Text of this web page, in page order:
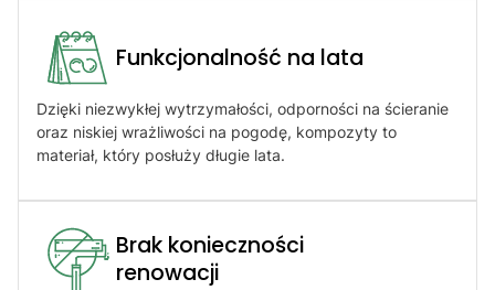
Funkcjonalność na lata
Dzięki niezwykłej wytrzymałości, odporności na ścieranie
oraz niskiej wrażliwości na pogodę, kompozyty to
materiał, który posłuży długie lata.
Brak konieczności
renowacji​